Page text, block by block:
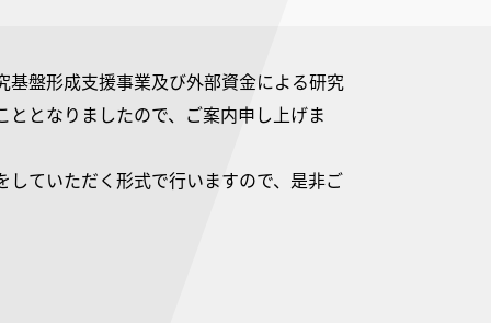
盤形成支援事業及び外部資金による研究
となりましたので、ご案内申し上げま
ていただく形式で行いますので、是非ご